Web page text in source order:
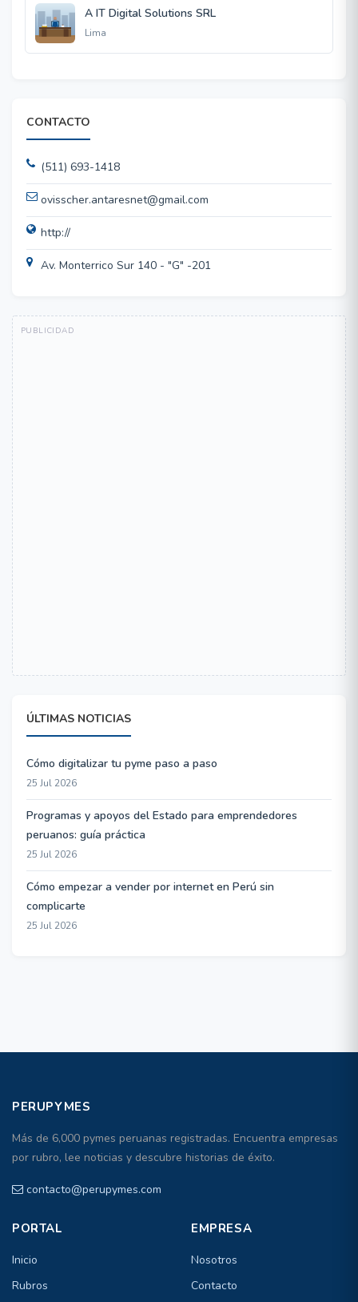
A IT Digital Solutions SRL
Lima
CONTACTO
(511) 693-1418
ovisscher.antaresnet@gmail.com
http://
Av. Monterrico Sur 140 - "G" -201
ÚLTIMAS NOTICIAS
Cómo digitalizar tu pyme paso a paso
25 Jul 2026
Programas y apoyos del Estado para emprendedores
peruanos: guía práctica
25 Jul 2026
Cómo empezar a vender por internet en Perú sin
complicarte
25 Jul 2026
PERUPYMES
Más de 6,000 pymes peruanas registradas. Encuentra empresas
por rubro, lee noticias y descubre historias de éxito.
contacto@perupymes.com
PORTAL
Inicio
Rubros
EMPRESA
Nosotros
Contacto